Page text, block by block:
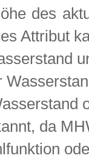
des
Attribut
da